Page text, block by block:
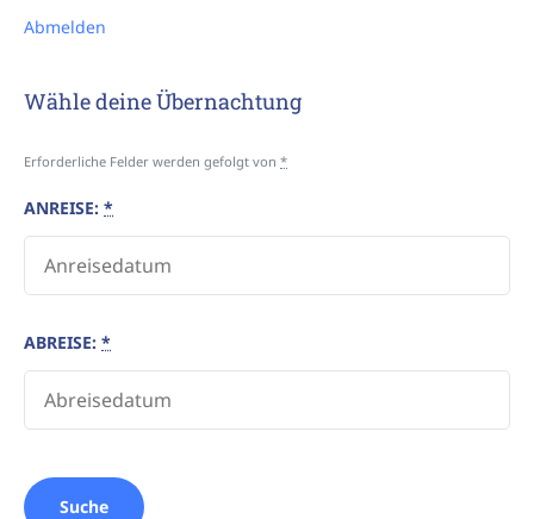
Abmelden
Wähle deine Übernachtung
Erforderliche Felder werden gefolgt von *
ANREISE: *
ABREISE: *